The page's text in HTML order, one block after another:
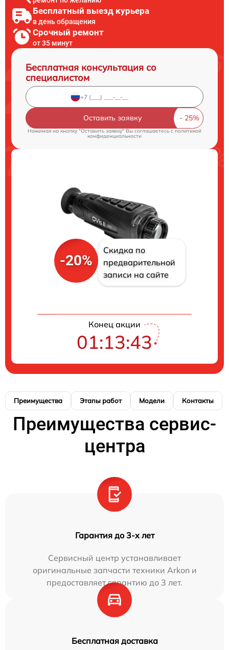
Бесплатный выезд курьера
в день обращения
Срочный ремонт
от 35 минут
Бесплатная консультация со
специалистом
Оставить заявку
Нажимая на кнопку "Оставить заявку" Вы соглашаетесь c политикой
конфиденциальности
-20%
Скидка по
предварительной
записи на сайте
Конец акции
01:13:42
Преимущества Этапы работ Модели Контакты
Преимущества сервис-
центра
Гарантия до 3-х лет
Сервисный центр устанавливает
оригинальные запчасти техники Arkon и
предоставляет гарантию до 3 лет.
Бесплатная доставка